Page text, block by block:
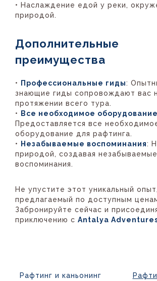
• Наслаждение едой у реки,
природой.
Дополнительные
преимущества
• Профессиональные гиды:
знающие гиды сопровождают вас
протяжении всего тура.
•
Все необходимое оборудование
Предоставляется все
оборудование для рафтинга.
•
Незабываемые воспоминания:
природой, создавая незабываемые
воспоминания.
Не упустите этот уникальный опыт,
предлагаемый по доступным
Забронируйте сейчас и
приключению с Antalya
Рафтинг и каньонинг